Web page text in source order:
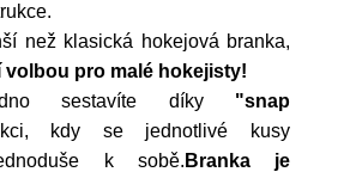
než klasická hokejová branka,
volbou pro malé hokejisty!
sestavíte díky "snap
kdy se jednotlivé kusy
k sobě. Branka je